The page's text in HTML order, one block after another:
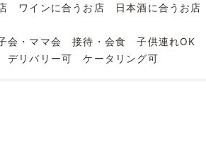
ワインに合うお店 日本酒に合うお店
会・ママ会 接待・会食 子供連れOK
デリバリー可 ケータリング可